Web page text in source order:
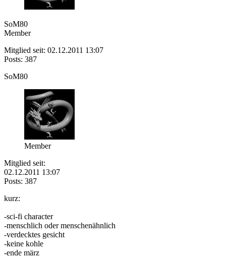
SoM80
Member
Mitglied seit: 02.12.2011 13:07
Posts: 387
SoM80
Member
Mitglied seit:
02.12.2011 13:07
Posts: 387
kurz:
-sci-fi character
-menschlich oder menschenähnlich
-verdecktes gesicht
-keine kohle
-ende märz